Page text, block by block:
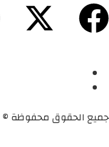
جميع الحقوق محفوظة © 2024